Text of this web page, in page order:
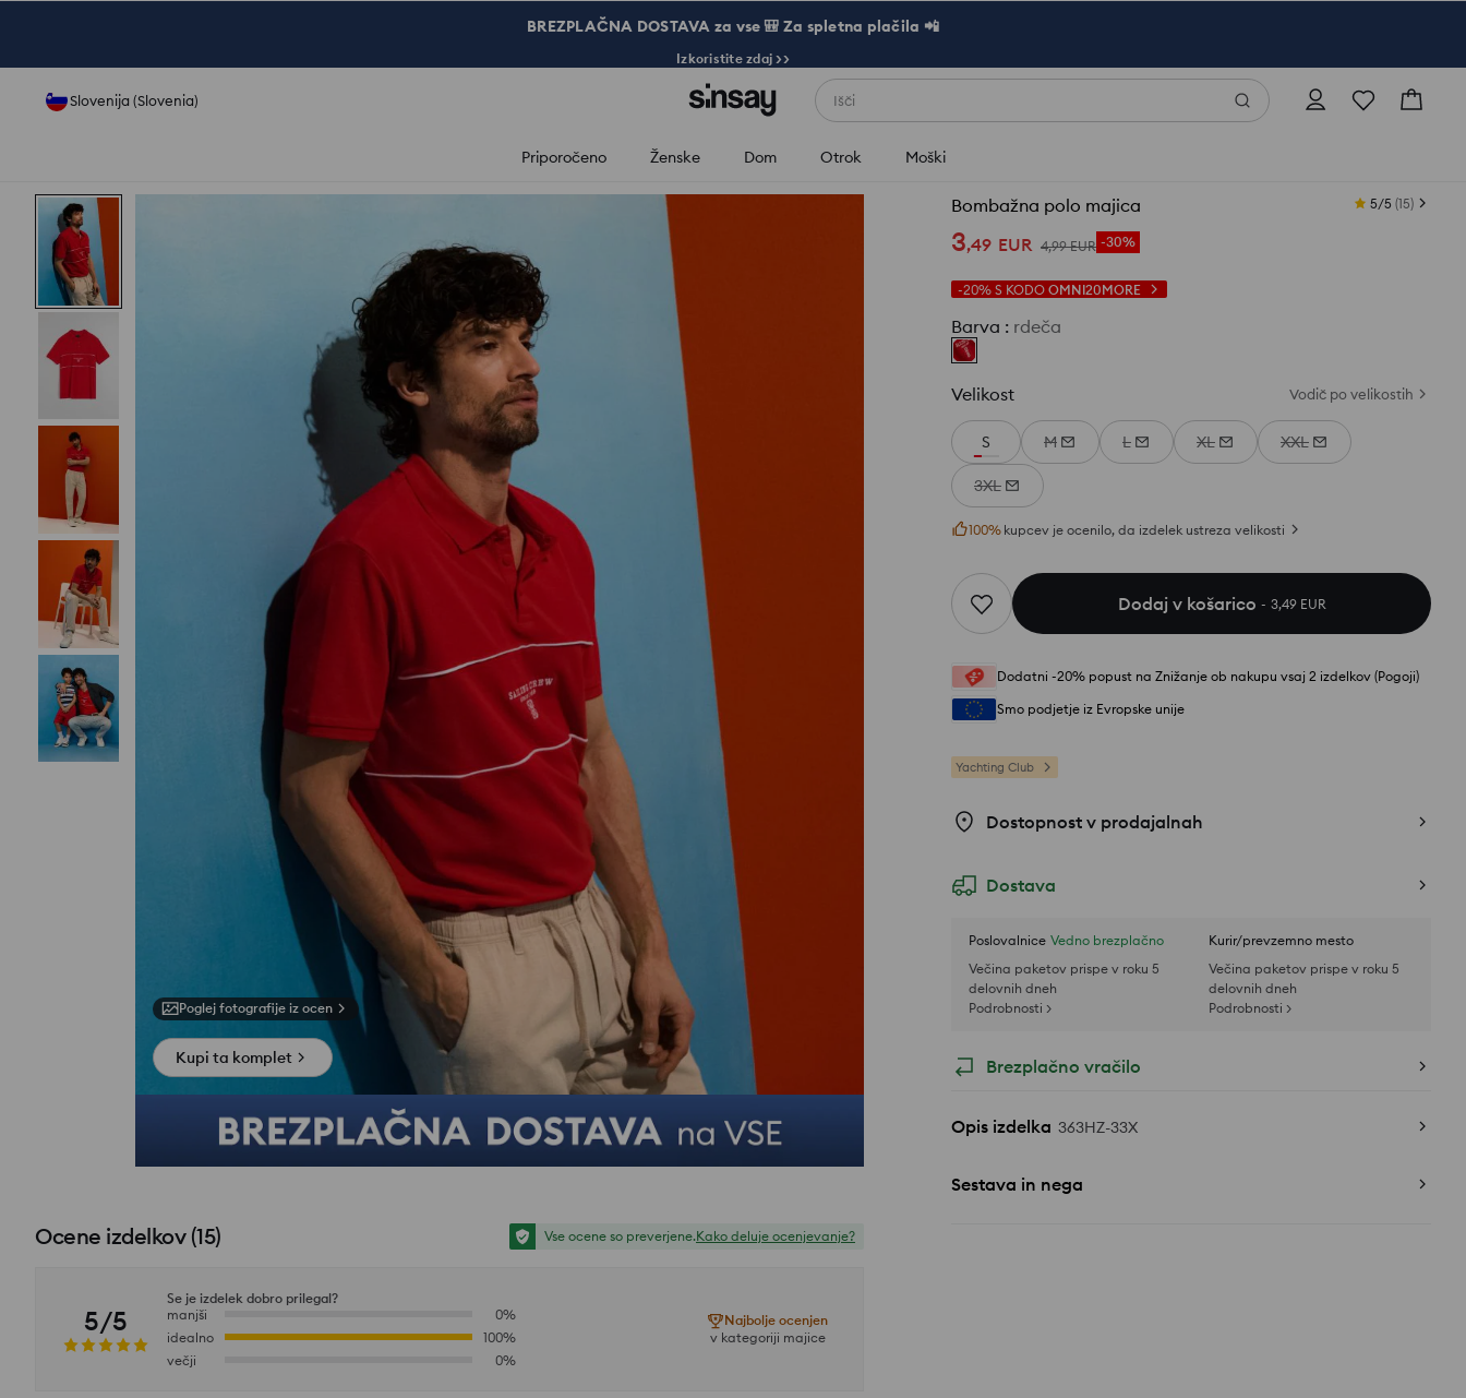
BREZPLAČNA DOSTAVA za vse 🎒 Za spletna plačila 📲
Izkoristite zdaj >>
Slovenija (Slovenia) Išči
Priporočeno Ženske Dom Otrok Moški
Bombažna polo majica 5/5 (15)
3,49 EUR 4,99 EUR -30%
-20% S KODO OMNI20MORE
Barva : rdeča
Velikost Vodič po velikostih
S M L XL XXL
3XL
100% kupcev je ocenilo, da izdelek ustreza velikosti
Dodaj v košarico 3,49 EUR
Dodatni -20% popust na Znižanje ob nakupu vsaj 2 izdelkov (Pogoji)
Smo podjetje iz Evropske unije
Yachting Club
Dostopnost v prodajalnah
Dostava
Poslovalnice Vedno brezplačno
Večina paketov prispe v roku 5
delovnih dneh
Podrobnosti >
Kurir/prevzemno mesto
Večina paketov prispe v roku 5
delovnih dneh
Podrobnosti >
Brezplačno vračilo
Opis izdelka 363HZ-33X
Sestava in nega
Poglej fotografije iz ocen
Kupi ta komplet
Ocene izdelkov(15) Vse ocene so preverjene.Kako deluje ocenjevanje?
5/5
Se je izdelek dobro prilegal?
manjši
0%
idealno
100%
večji
0%
Najbolje ocenjen
v kategoriji majice